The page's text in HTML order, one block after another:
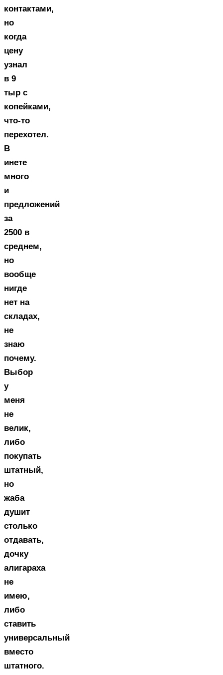
контактами,
но
когда
цену
узнал
в 9
тыр с
копейками,
что-то
перехотел.
В
инете
много
и
предложений
за
2500 в
среднем,
но
вообще
нигде
нет на
складах,
не
знаю
почему.
Выбор
у
меня
не
велик,
либо
покупать
штатный,
но
жаба
душит
столько
отдавать,
дочку
алигараха
не
имею,
либо
ставить
универсальный
вместо
штатного.